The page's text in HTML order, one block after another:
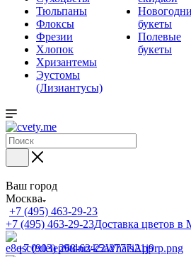
Тюльпаны
Флоксы
Фрезии
Хлопок
Хризантемы
Эустомы
(Лизиантусы)
букеты
Полевые
букеты
Ваш город
Москва
+7 (495) 463-29-23
+7 (495) 463-29-23Доставка цветов в
+7 (903) 268-62-22WhatsApp